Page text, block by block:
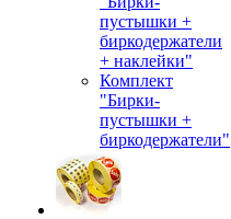
пустышки +
биркодержатели
+ наклейки"
Комплект
"Бирки-
пустышки +
биркодержатели"